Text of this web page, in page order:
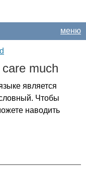
меню
care much
является
Чтобы
наводить